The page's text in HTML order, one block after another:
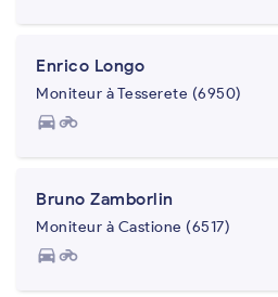
Enrico Longo
Moniteur à Tesserete (6950)
directions_carmotorcycle
Bruno Zamborlin
Moniteur à Castione (6517)
directions_carmotorcycle